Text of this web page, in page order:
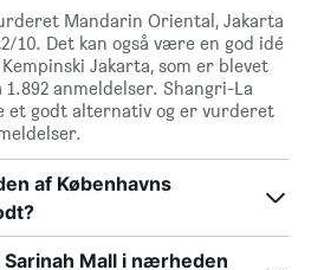
Mandarin Oriental, Jakarta
10. Det kan også være en god idé
Jakarta, som er blevet
anmeldelser. Shangri-La
et godt alternativ og er vurderet
af Københavns
Mall i nærheden